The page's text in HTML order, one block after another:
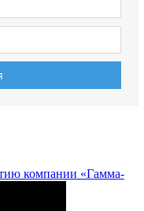
компании «Гамма-